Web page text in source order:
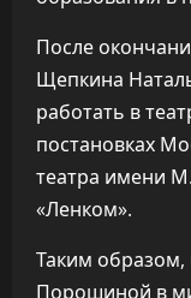
После
Щепкина
работать в
постановках
театра имени
«Ленком».
Таким
Порошиной в